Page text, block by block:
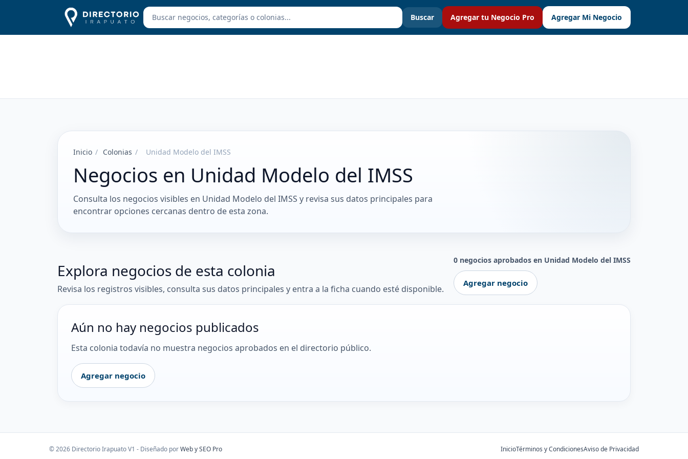
Buscar Agregar tu Negocio Pro Agregar Mi Negocio
Inicio / Colonias / Unidad Modelo del IMSS
Negocios en Unidad Modelo del IMSS
Consulta los negocios visibles en Unidad Modelo del IMSS y revisa sus datos principales para
encontrar opciones cercanas dentro de esta zona.
Explora negocios de esta colonia
Revisa los registros visibles, consulta sus datos principales y entra a la ficha cuando esté disponible.
0 negocios aprobados en Unidad Modelo del IMSS
Agregar negocio
Aún no hay negocios publicados
Esta colonia todavía no muestra negocios aprobados en el directorio público.
Agregar negocio
© 2026 Directorio Irapuato V1 - Diseñado porWeb y SEO Pro InicioTérminos y CondicionesAviso de Privacidad